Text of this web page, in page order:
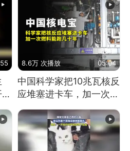
8.6万 次播放 05:04
中国科学家把10兆瓦核反
应堆塞进卡车，加一次燃
料能跑几十年